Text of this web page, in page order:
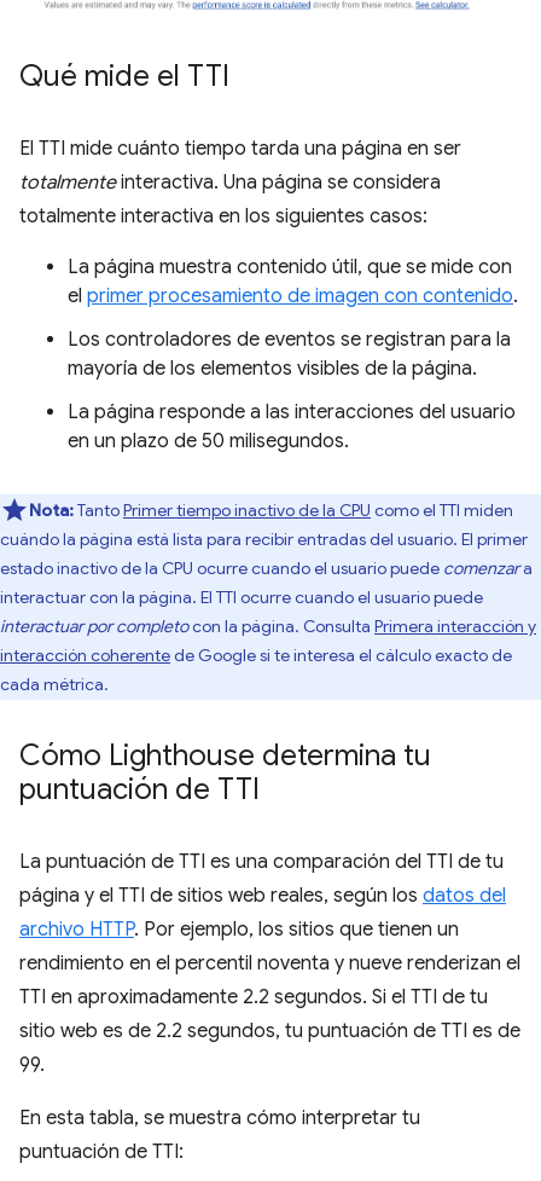
Qué mide el TTI
El TTI mide cuánto tiempo tarda una página en ser
totalmenteinteractiva. Una página se considera
totalmente interactiva en los siguientes casos:
La página muestra contenido útil, que se mide con
el primer procesamiento de imagen con contenido.
Los controladores de eventos se registran para la
mayoría de los elementos visibles de la página.
La página responde a las interacciones del usuario
en un plazo de 50 milisegundos.
Nota:TantoPrimer tiempo inactivo de la CPU como el TTI miden
cuándo la página está lista para recibir entradas del usuario. El primer
estado inactivo de la CPU ocurre cuando el usuario puede comenzara
interactuar con la página. El TTI ocurre cuando el usuario puede
interactuar por completocon la página. Consulta Primera interacción y
interacción coherentede Google si te interesa el cálculo exacto de
cada métrica.
Cómo Lighthouse determina tu
puntuación de TTI
La puntuación de TTI es una comparación del TTI de tu
página y el TTI de sitios web reales, según los datos del
archivo HTTP. Por ejemplo, los sitios que tienen un
rendimiento en el percentil noventa y nueve renderizan el
TTI en aproximadamente 2.2 segundos. Si el TTI de tu
sitio web es de 2.2 segundos, tu puntuación de TTI es de
99.
En esta tabla, se muestra cómo interpretar tu
puntuación de TTI: